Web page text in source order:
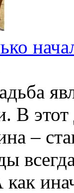
В
–